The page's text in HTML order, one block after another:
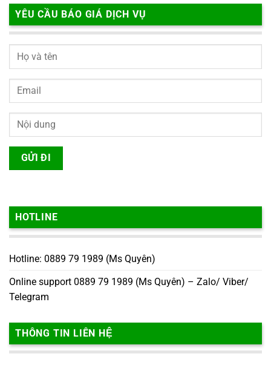
YÊU CẦU BÁO GIÁ DỊCH VỤ
HOTLINE
Hotline: 0889 79 1989 (Ms Quyên)
Online support 0889 79 1989 (Ms Quyên) – Zalo/ Viber/
Telegram
THÔNG TIN LIÊN HỆ